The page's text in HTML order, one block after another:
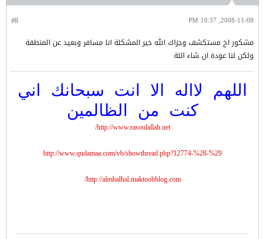
#8 2008-11-08, 10:37 PM
مشكور اخ مستكشف وجزاك الله خير المشكلة انا مسافر وبعيد عن المنطقة
ولكن لنا عودة ان شاء اللة
اللهم لااله الا انت سبحانك اني
كنت من الظالمين
http://www.rasoulallah.net/
http://www.qudamaa.com/vb/showthread.php?12774-%28-%29
http://almhalhal.maktoobblog.com/